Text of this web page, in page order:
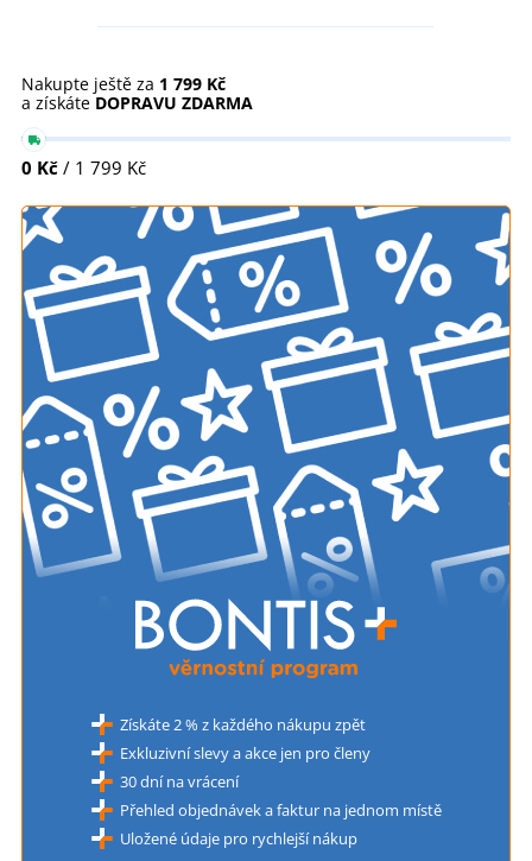
Nakupte ještě za 1 799 Kč
a získáte DOPRAVU ZDARMA
0 Kč / 1 799 Kč
Získáte 2 % z každého nákupu zpět
Exkluzivní slevy a akce jen pro členy
30 dní na vrácení
Přehled objednávek a faktur na jednom místě
Uložené údaje pro rychlejší nákup